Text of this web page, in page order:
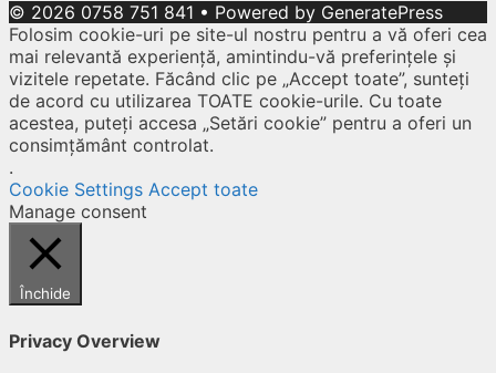
© 2026 0758 751 841 • Powered by GeneratePress
Folosim cookie-uri pe site-ul nostru pentru a vă oferi cea
mai relevantă experiență, amintindu-vă preferințele și
vizitele repetate. Făcând clic pe „Accept toate”, sunteți
de acord cu utilizarea TOATE cookie-urile. Cu toate
acestea, puteți accesa „Setări cookie” pentru a oferi un
consimțământ controlat.
.
Cookie Settings Accept toate
Manage consent
Închide
Privacy Overview